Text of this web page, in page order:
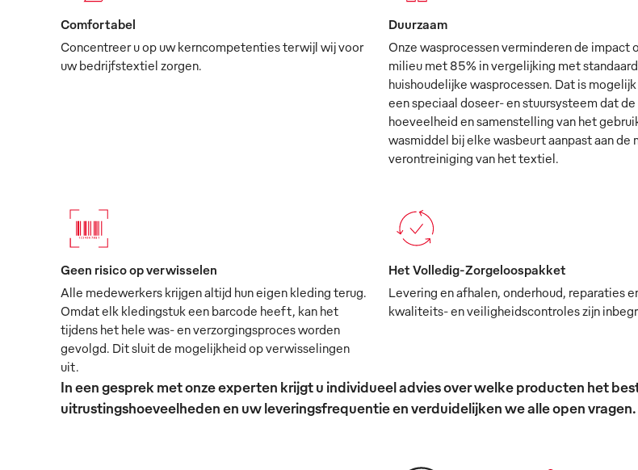
Comfortabel
Concentreer u op uw kerncompetenties terwijl wij voor
uw bedrijfstextiel zorgen.
Duurzaam
Onze wasprocessen verminderen de impact
milieu met 85% in vergelijking met standaard
huishoudelijke wasprocessen. Dat is
een speciaal doseer- en stuursysteem dat de
hoeveelheid en samenstelling van het
wasmiddel bij elke wasbeurt aanpast aan de
verontreiniging van het textiel.
Geen risico op verwisselen
Alle medewerkers krijgen altijd hun eigen kleding terug.
Omdat elk kledingstuk een barcode heeft, kan het
tijdens het hele was- en verzorgingsproces worden
gevolgd. Dit sluit de mogelijkheid op verwisselingen
uit.
Het Volledig-Zorgeloospakket
Levering en afhalen, onderhoud, reparaties
kwaliteits- en veiligheidscontroles zijn
In een gesprek met onze experten krijgt u individueel advies over welke producten het
uitrustingshoeveelheden en uw leveringsfrequentie en verduidelijken we alle open vragen.